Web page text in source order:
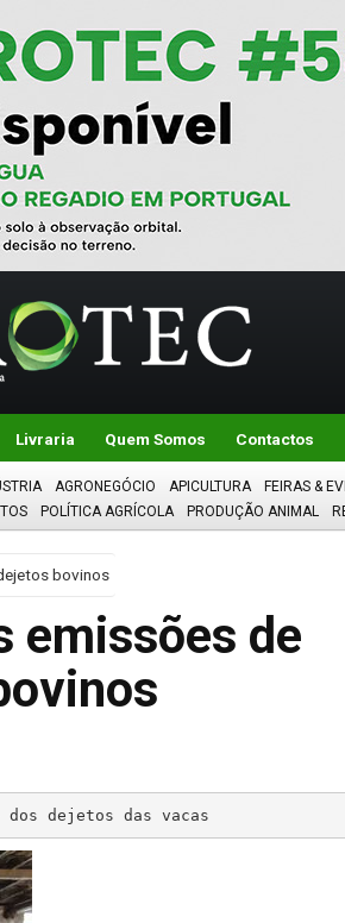
Livraria Quem Somos Contactos
AGRONEGÓCIO APICULTURA FEIRAS &
POLÍTICA AGRÍCOLA PRODUÇÃO ANIMAL
bovinos
emissões de
dejetos das vacas